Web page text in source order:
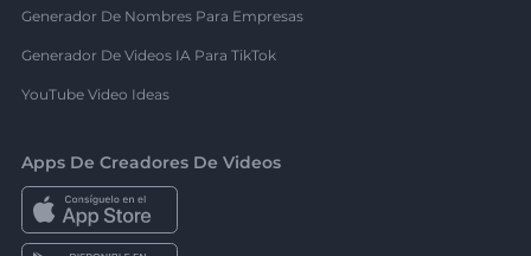
Generador De Nombres Para Empresas
Generador De Videos IA Para TikTok
YouTube Video Ideas
Apps De Creadores De Videos